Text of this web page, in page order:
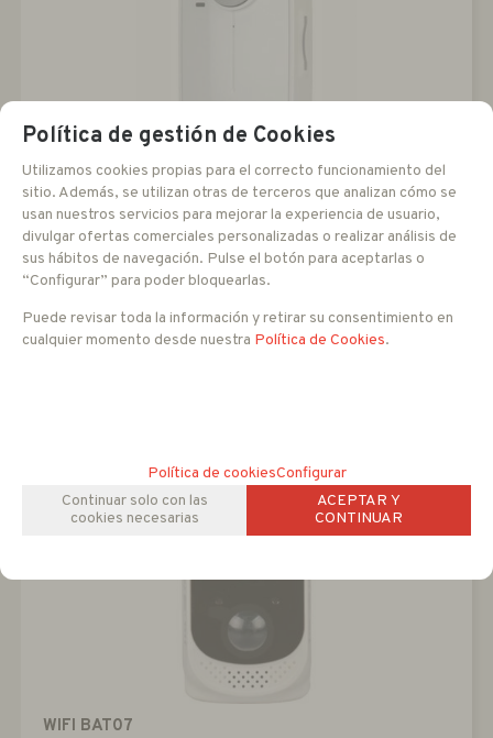
F3106
Cámara IP 1.3MP 4.5 mm
- +
WIFI BAT07
Política de gestión de Cookies
Utilizamos cookies propias para el correcto funcionamiento del
sitio. Además, se utilizan otras de terceros que analizan cómo se
usan nuestros servicios para mejorar la experiencia de usuario,
divulgar ofertas comerciales personalizadas o realizar análisis de
sus hábitos de navegación. Pulse el botón para aceptarlas o
“Configurar” para poder bloquearlas.
Puede revisar toda la información y retirar su consentimiento en
cualquier momento desde nuestra Política de Cookies.
Política de cookiesConfigurar
Continuar solo con las
cookies necesarias
ACEPTAR Y
CONTINUAR